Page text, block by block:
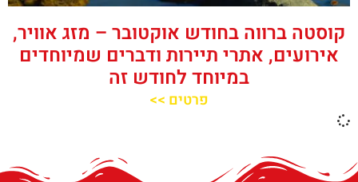
קוסטה ברווה בחודש אוקטובר – מזג אוויר,
אירועים, אתרי תיירות ודברים שמיוחדים
במיוחד לחודש זה
פרטים >>